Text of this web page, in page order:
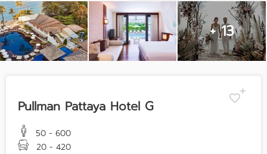
+ 13
Pullman Pattaya Hotel G
50 - 600
20 - 420